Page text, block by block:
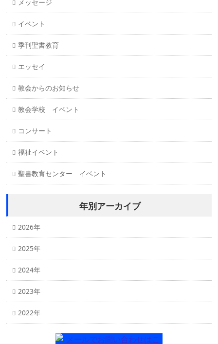
メッセージ
イベント
季刊聖書教育
エッセイ
教会からのお知らせ
教会学校 イベント
コンサート
福祉イベント
聖書教育センター イベント
年別アーカイブ
2026年
2025年
2024年
2023年
2022年